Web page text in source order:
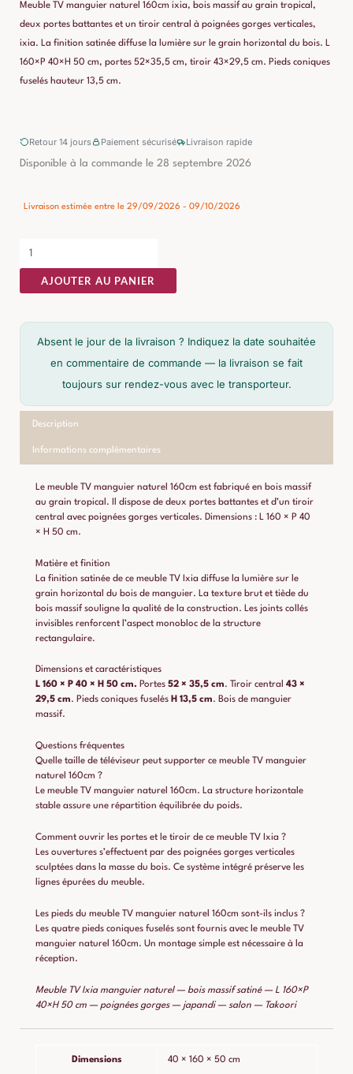
Meuble TV manguier naturel 160cm ixia, bois massif au grain tropical,
deux portes battantes et un tiroir central à poignées gorges verticales,
ixia. La finition satinée diffuse la lumière sur le grain horizontal du bois. L
160×P 40×H 50 cm, portes 52×35,5 cm, tiroir 43×29,5 cm. Pieds coniques
fuselés hauteur 13,5 cm.
Retour 14 jours Paiement sécurisé Livraison rapide
Disponible à la commande le 28 septembre 2026
Livraison estimée entre le 29/09/2026 - 09/10/2026
quantité
Meuble
Manguier
Ixia
160cm
AJOUTER AU PANIER
Absent le jour de la livraison ? Indiquez la date souhaitée
en commentaire de commande — la livraison se fait
toujours sur rendez-vous avec le transporteur.
Description
Informations complémentaires
Le meuble TV manguier naturel 160cm est fabriqué en bois massif
au grain tropical. Il dispose de deux portes battantes et d’un tiroir
central avec poignées gorges verticales. Dimensions : L 160 × P 40
× H 50 cm.
Matière et finition
La finition satinée de ce meuble TV Ixia diffuse la lumière sur le
grain horizontal du bois de manguier. La texture brut et tiède du
bois massif souligne la qualité de la construction. Les joints collés
invisibles renforcent l’aspect monobloc de la structure
rectangulaire.
Dimensions et caractéristiques
L 160 × P 40 × H 50 cm. Portes 52 × 35,5 cm. Tiroir central 43 ×
29,5 cm. Pieds coniques fuselés H 13,5 cm. Bois de manguier
massif.
Questions fréquentes
Quelle taille de téléviseur peut supporter ce meuble TV manguier
naturel 160cm ?
Le meuble TV manguier naturel 160cm. La structure horizontale
stable assure une répartition équilibrée du poids.
Comment ouvrir les portes et le tiroir de ce meuble TV Ixia ?
Les ouvertures s’effectuent par des poignées gorges verticales
sculptées dans la masse du bois. Ce système intégré préserve les
lignes épurées du meuble.
Les pieds du meuble TV manguier naturel 160cm sont-ils inclus ?
Les quatre pieds coniques fuselés sont fournis avec le meuble TV
manguier naturel 160cm. Un montage simple est nécessaire à la
réception.
Meuble TV Ixia manguier naturel — bois massif satiné — L 160×P
40×H 50 cm — poignées gorges — japandi — salon — Takoori
Dimensions 40 × 160 × 50 cm